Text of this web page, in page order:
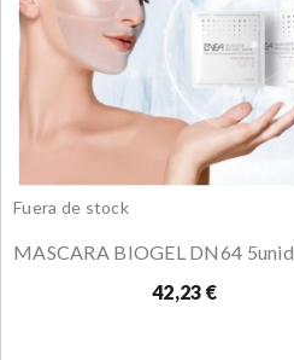
Fuera de stock
MASCARA BIOGEL DN64 5unid
42,23 €